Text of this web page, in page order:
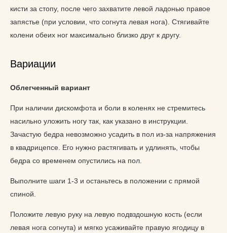
кисти за стопу, после чего захватите левой ладонью правое
запястье (при условии, что согнута левая нога). Стягивайте
колени обеих ног максимально близко друг к другу.
Вариации
Облегченный вариант
При наличии дискомфота и боли в коленях не стремитесь
насильно уложить ногу так, как указано в инструкции.
Зачастую бедра невозможно усадить в пол из-за напряжения
в квадрицепсе. Его нужно растягивать и удлинять, чтобы
бедра со временем опустились на пол.
Выполните шаги 1-3 и останьтесь в положении с прямой
спиной.
Положите левую руку на левую подвздошную кость (если
левая нога согнута) и мягко усаживайте правую ягодицу в